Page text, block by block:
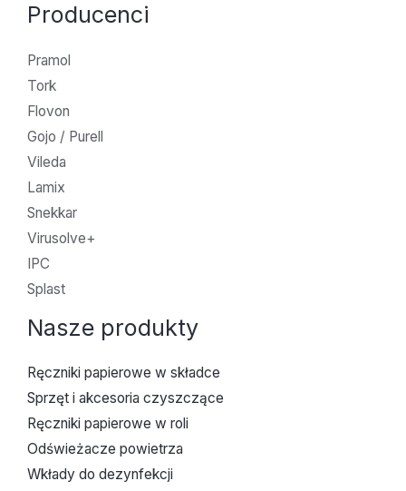
Producenci
Pramol
Tork
Flovon
Gojo / Purell
Vileda
Lamix
Snekkar
Virusolve+
IPC
Splast
Nasze produkty
Ręczniki papierowe w składce
Sprzęt i akcesoria czyszczące
Ręczniki papierowe w roli
Odświeżacze powietrza
Wkłady do dezynfekcji